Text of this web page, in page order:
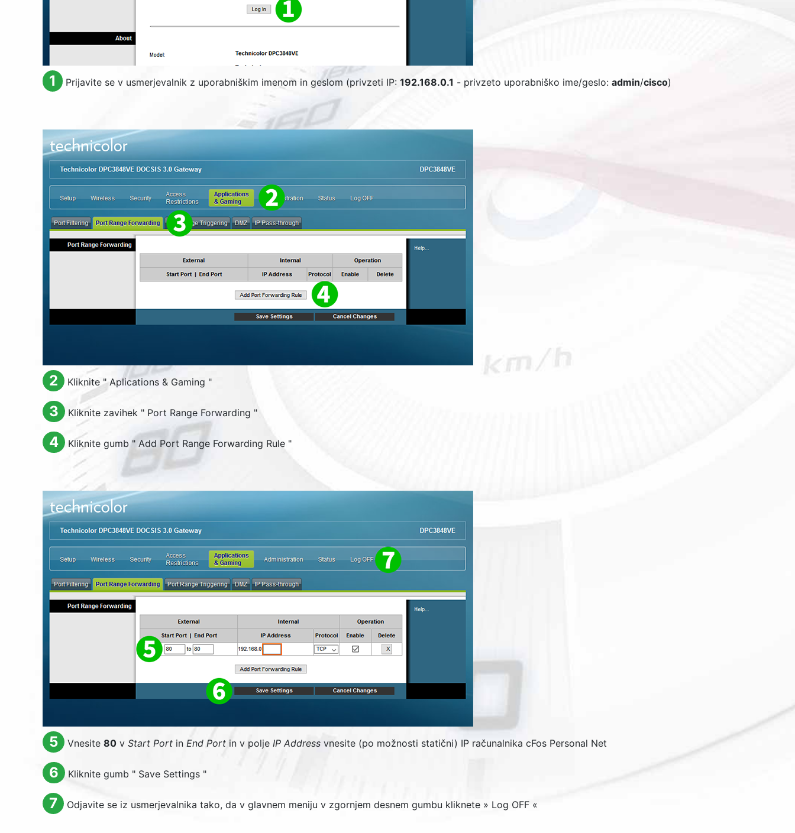
1 Prijavite se v usmerjevalnik z uporabniškim imenom in geslom (privzeti IP: 192.168.0.1 - privzeto uporabniško ime/geslo: admin/cisco)
2 Kliknite "Aplications & Gaming "
3 Kliknite zavihek " Port Range Forwarding "
4 Kliknite gumb " Add Port Range Forwarding Rule"
5 Vnesite 80v Start Portin End Portin v polje IP Addressvnesite (po možnosti statični) IP računalnika cFos Personal Net
6 Kliknite gumb " Save Settings"
7 Odjavite se iz usmerjevalnika tako, da v glavnem meniju v zgornjem desnem gumbu kliknete » Log OFF«